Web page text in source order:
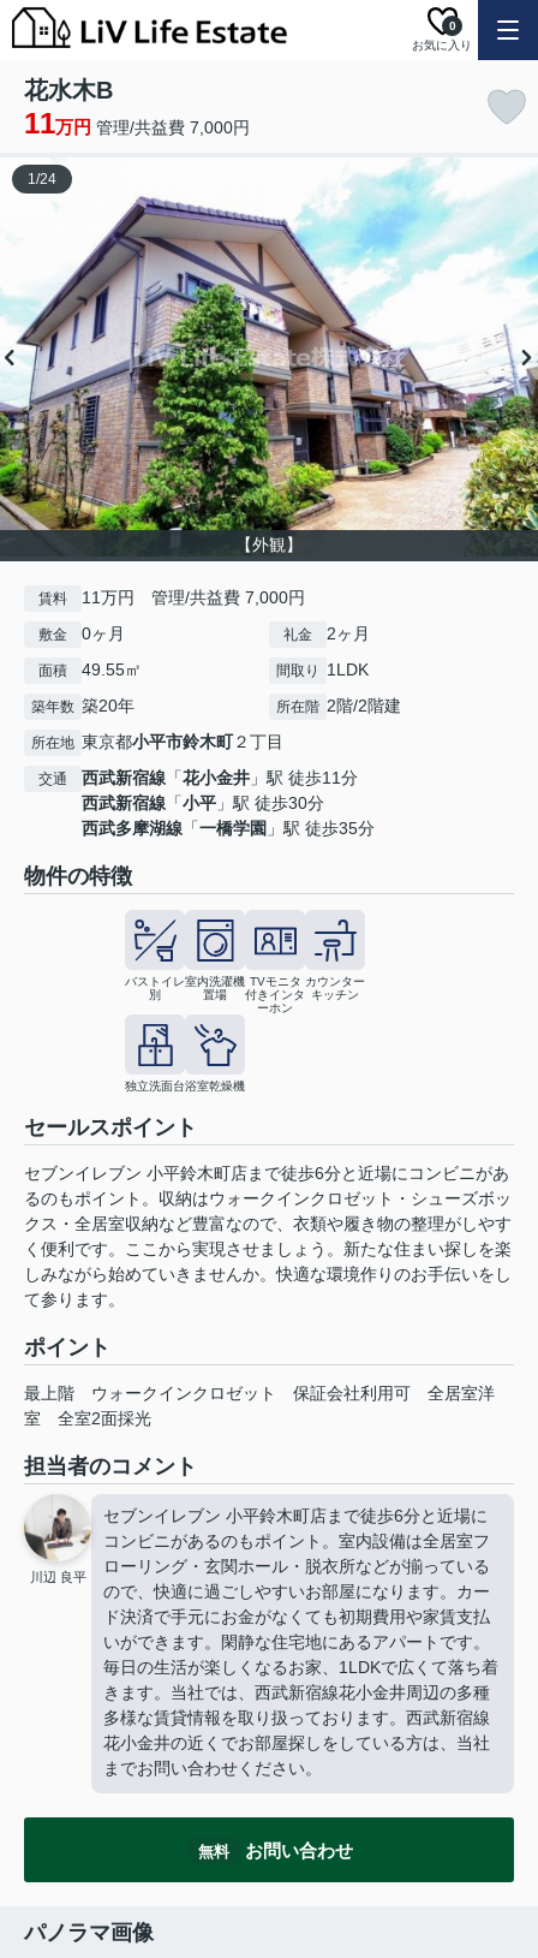
お気に入り
0
花水木B
11万円 管理/共益費 7,000円
【外観】
1/24
賃料 11万円 管理/共益費 7,000円
敷金 0ヶ月 礼金 2ヶ月
面積 49.55㎡ 間取り 1LDK
築年数 築20年 所在階 2階/2階建
所在地 東京都小平市鈴木町２丁目
交通 西武新宿線 「花小金井 」駅 徒歩11分
西武新宿線 「小平 」駅 徒歩30分
西武多摩湖線 「一橋学園 」駅 徒歩35分
物件の特徴
バストイレ
別
室内洗濯機
置場
TVモニタ
付きインタ
ーホン
カウンター
キッチン
独立洗面台浴室乾燥機
セールスポイント
セブンイレブン 小平鈴木町店まで徒歩6分と近場にコンビニがあ
るのもポイント。収納はウォークインクロゼット・シューズボッ
クス・全居室収納など豊富なので、衣類や履き物の整理がしやす
く便利です。ここから実現させましょう。新たな住まい探しを楽
しみながら始めていきませんか。快適な環境作りのお手伝いをし
て参ります。
ポイント
最上階 ウォークインクロゼット 保証会社利用可
全居室洋
室
全室2面採光
担当者のコメント
川辺 良平
セブンイレブン 小平鈴木町店まで徒歩6分と近場に
コンビニがあるのもポイント。室内設備は全居室フ
ローリング・玄関ホール・脱衣所などが揃っている
ので、快適に過ごしやすいお部屋になります。カー
ド決済で手元にお金がなくても初期費用や家賃支払
いができます。閑静な住宅地にあるアパートです。
毎日の生活が楽しくなるお家、1LDKで広くて落ち着
きます。当社では、西武新宿線花小金井周辺の多種
多様な賃貸情報を取り扱っております。西武新宿線
花小金井の近くでお部屋探しをしている方は、当社
までお問い合わせください。
無料 お問い合わせ
パノラマ画像